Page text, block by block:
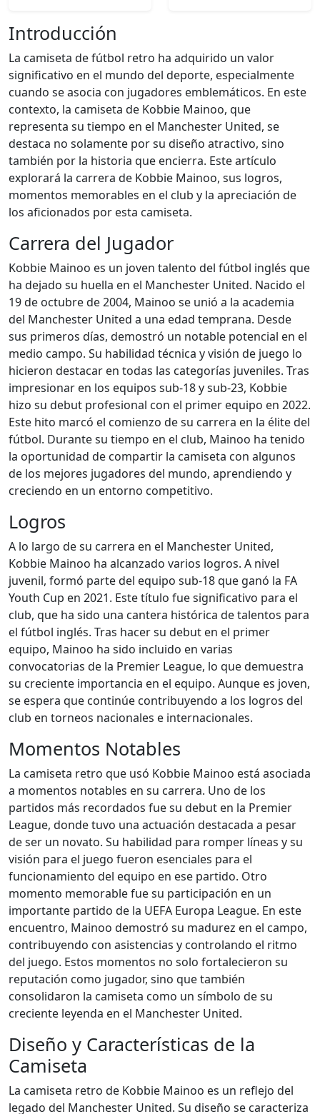
Introducción
La camiseta de fútbol retro ha adquirido un valor
significativo en el mundo del deporte, especialmente
cuando se asocia con jugadores emblemáticos. En este
contexto, la camiseta de Kobbie Mainoo, que
representa su tiempo en el Manchester United, se
destaca no solamente por su diseño atractivo, sino
también por la historia que encierra. Este artículo
explorará la carrera de Kobbie Mainoo, sus logros,
momentos memorables en el club y la apreciación de
los aficionados por esta camiseta.
Carrera del Jugador
Kobbie Mainoo es un joven talento del fútbol inglés que
ha dejado su huella en el Manchester United. Nacido el
19 de octubre de 2004, Mainoo se unió a la academia
del Manchester United a una edad temprana. Desde
sus primeros días, demostró un notable potencial en el
medio campo. Su habilidad técnica y visión de juego lo
hicieron destacar en todas las categorías juveniles. Tras
impresionar en los equipos sub-18 y sub-23, Kobbie
hizo su debut profesional con el primer equipo en 2022.
Este hito marcó el comienzo de su carrera en la élite del
fútbol. Durante su tiempo en el club, Mainoo ha tenido
la oportunidad de compartir la camiseta con algunos
de los mejores jugadores del mundo, aprendiendo y
creciendo en un entorno competitivo.
Logros
A lo largo de su carrera en el Manchester United,
Kobbie Mainoo ha alcanzado varios logros. A nivel
juvenil, formó parte del equipo sub-18 que ganó la FA
Youth Cup en 2021. Este título fue significativo para el
club, que ha sido una cantera histórica de talentos para
el fútbol inglés. Tras hacer su debut en el primer
equipo, Mainoo ha sido incluido en varias
convocatorias de la Premier League, lo que demuestra
su creciente importancia en el equipo. Aunque es joven,
se espera que continúe contribuyendo a los logros del
club en torneos nacionales e internacionales.
Momentos Notables
La camiseta retro que usó Kobbie Mainoo está asociada
a momentos notables en su carrera. Uno de los
partidos más recordados fue su debut en la Premier
League, donde tuvo una actuación destacada a pesar
de ser un novato. Su habilidad para romper líneas y su
visión para el juego fueron esenciales para el
funcionamiento del equipo en ese partido. Otro
momento memorable fue su participación en un
importante partido de la UEFA Europa League. En este
encuentro, Mainoo demostró su madurez en el campo,
contribuyendo con asistencias y controlando el ritmo
del juego. Estos momentos no solo fortalecieron su
reputación como jugador, sino que también
consolidaron la camiseta como un símbolo de su
creciente leyenda en el Manchester United.
Diseño y Características de la
Camiseta
La camiseta retro de Kobbie Mainoo es un reflejo del
legado del Manchester United. Su diseño se caracteriza